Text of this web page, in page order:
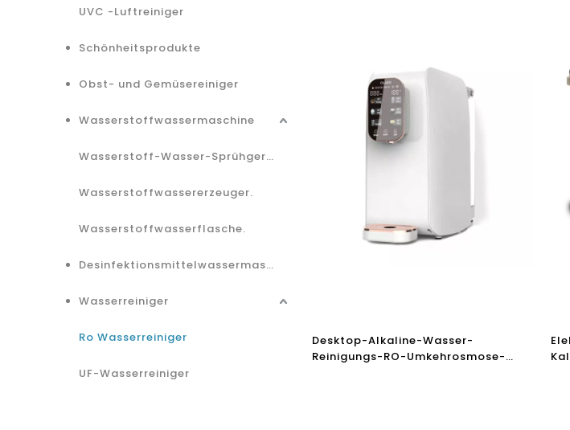
UVC -Luftreiniger
Schönheitsprodukte
Obst- und Gemüsereiniger
Wasserstoffwassermaschine
Wasserstoff-Wasser-Sprühgerät.
Wasserstoffwassererzeuger.
Wasserstoffwasserflasche.
Desinfektionsmittelwassermaschine.
Wasserreiniger
Ro Wasserreiniger
UF-Wasserreiniger
Desktop-Alkaline-Wasser-
Reinigungs-RO-Umkehrosmose-